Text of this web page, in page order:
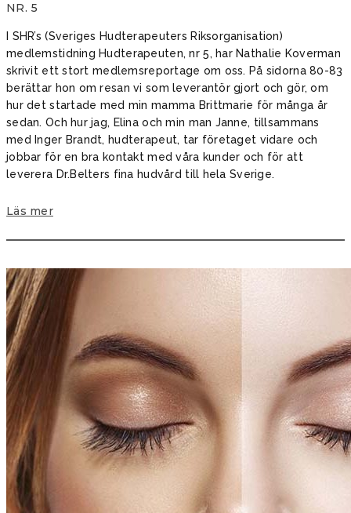
NR. 5
I SHR’s (Sveriges Hudterapeuters Riksorganisation)
medlemstidning Hudterapeuten, nr 5, har Nathalie Koverman
skrivit ett stort medlemsreportage om oss. På sidorna 80-83
berättar hon om resan vi som leverantör gjort och gör, om
hur det startade med min mamma Brittmarie för många år
sedan. Och hur jag, Elina och min man Janne, tillsammans
med Inger Brandt, hudterapeut, tar företaget vidare och
jobbar för en bra kontakt med våra kunder och för att
leverera Dr.Belters fina hudvård till hela Sverige.
Läs mer